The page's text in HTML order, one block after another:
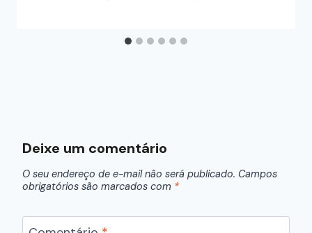
Deixe um comentário
O seu endereço de e-mail não será publicado. Campos
obrigatórios são marcados com *